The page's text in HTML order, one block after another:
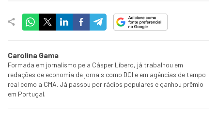
Carolina Gama
Formada em jornalismo pela Cásper Líbero, já trabalhou em
redações de economia de jornais como DCI e em agências de tempo
real como a CMA. Já passou por rádios populares e ganhou prêmio
em Portugal.